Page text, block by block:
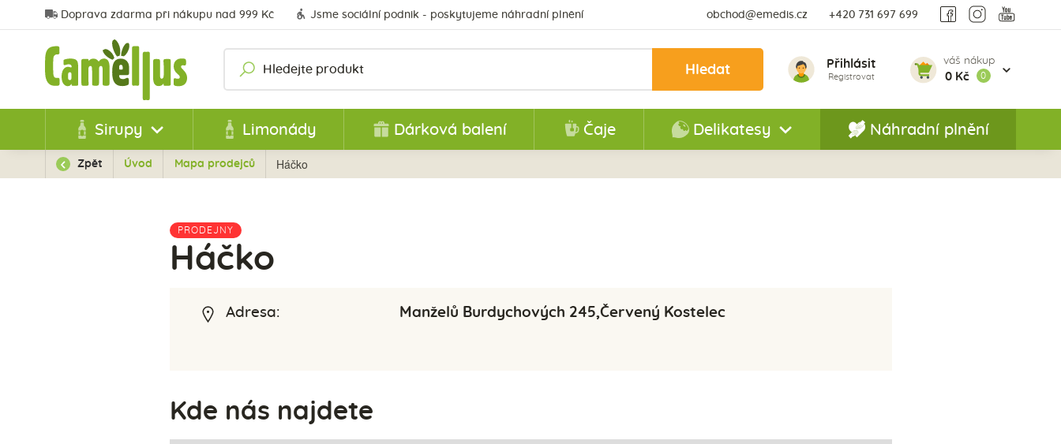
Doprava zdarma při nákupu nad 999 Kč Jsme sociální podnik - poskytujeme náhradní plnění obchod@emedis.cz +420 731 697 699
Hledat Přihlásit
Registrovat
váš nákup
0 Kč 0
Sirupy Limonády Dárková balení Čaje Delikatesy Náhradní plnění
Zpět Úvod Mapa prodejců Háčko
PRODEJNY
Háčko
Adresa: Manželů Burdychových 245,Červený Kostelec
Kde nás najdete